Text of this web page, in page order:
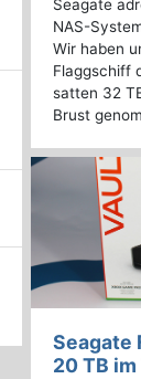
Seagate
NAS-
Wir haben
Flaggschiff
satten 32
Brust
Seagate
20 TB